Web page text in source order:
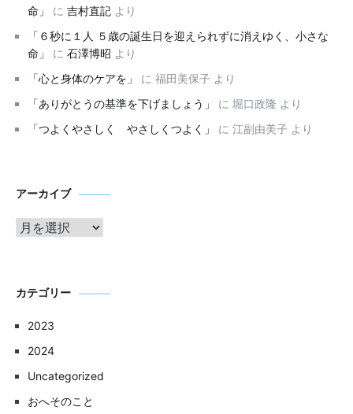
命」
に 吉村直記 より
「６秒に１人 ５歳の誕生日を迎えられずに消えゆく、小さな
命」
に 石澤博昭 より
「心と身体のケアを」
に 福田美保子 より
「ありがとうの基準を下げましょう」
に 堀口政隆 より
「つよくやさしく やさしくつよく」
に 江副由美子 より
アーカイブア
カテゴリー
2023
2024
Uncategorized
おへそのこと